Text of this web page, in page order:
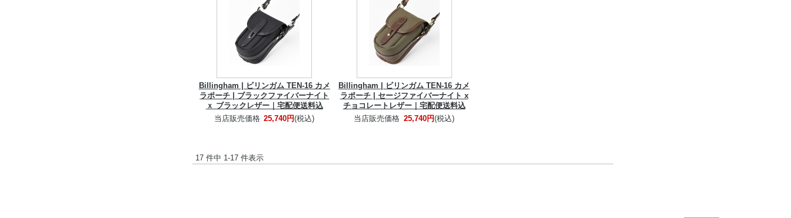
Billingham | ビリンガム TEN-16 カメ
ラポーチ | ブラックファイバーナイト
ｘ ブラックレザー｜宅配便送料込
当店販売価格 25,740円(税込)
Billingham | ビリンガム TEN-16 カメ
ラポーチ | セージファイバーナイト x
チョコレートレザー｜宅配便送料込
当店販売価格 25,740円(税込)
17 件中 1-17 件表示